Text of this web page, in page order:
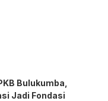
Bulukumba,
Jadi Fondasi